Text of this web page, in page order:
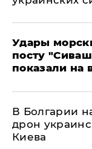
Удары
посту
показали на
В Болгарии
дрон
Киева